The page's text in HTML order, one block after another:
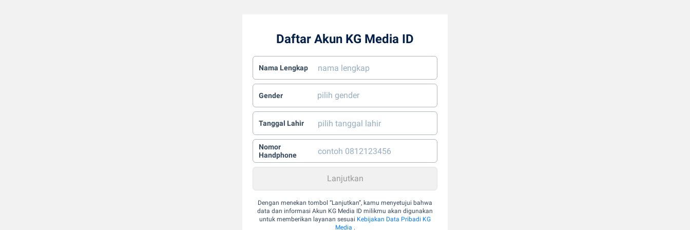
Daftar Akun KG Media ID
Nama Lengkap
Gender
Tanggal Lahir
Nomor
Handphone
Dengan menekan tombol “Lanjutkan”, kamu menyetujui bahwa
data dan informasi Akun KG Media ID milikmu akan digunakan
untuk memberikan layanan sesuai Kebijakan Data Pribadi KG
Media .